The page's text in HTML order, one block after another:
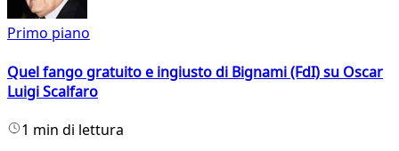
Primo piano
Quel fango gratuito e ingiusto di Bignami (FdI) su Oscar
Luigi Scalfaro
1 min di lettura